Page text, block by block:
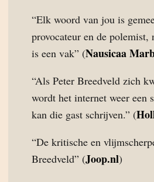
“Elk woord van jou is
provocateur en de polemist,
is een vak” (Nausicaa
“Als Peter Breedveld zich
wordt het internet weer een
kan die gast schrijven.” (
“De kritische en
Breedveld” (Joop.nl)